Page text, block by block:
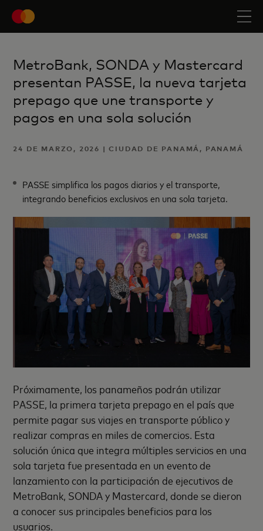
MetroBank, SONDA y Mastercard
presentan PASSE, la nueva tarjeta
prepago que une transporte y
pagos en una sola solución
24 DE MARZO, 2026 | CIUDAD DE PANAMÁ, PANAMÁ
PASSE simplifica los pagos diarios y el transporte,
integrando beneficios exclusivos en una sola tarjeta.
Próximamente, los panameños podrán utilizar
PASSE, la primera tarjeta prepago en el país que
permite pagar sus viajes en transporte público y
realizar compras en miles de comercios. Esta
solución única que integra múltiples servicios en una
sola tarjeta fue presentada en un evento de
lanzamiento con la participación de ejecutivos de
MetroBank, SONDA y Mastercard, donde se dieron
a conocer sus principales beneficios para los
usuarios.